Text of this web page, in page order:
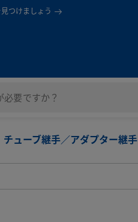
つけましょう
チューブ継手／アダプター継手